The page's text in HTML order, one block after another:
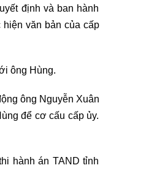
định và ban hành
văn bản của cấp
ông Hùng.
ông Nguyễn Xuân
để cơ cấu cấp ủy.
hành án TAND tỉnh